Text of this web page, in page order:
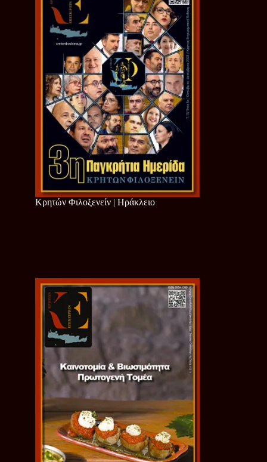
Κρητών Φιλοξενείν | Ηράκλειο